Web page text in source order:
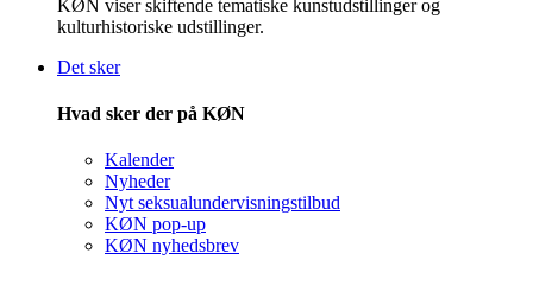
KØN viser skiftende tematiske kunstudstillinger og
kulturhistoriske udstillinger.
Det sker
Hvad sker der på KØN
Kalender
Nyheder
Nyt seksualundervisningstilbud
KØN pop-up
KØN nyhedsbrev